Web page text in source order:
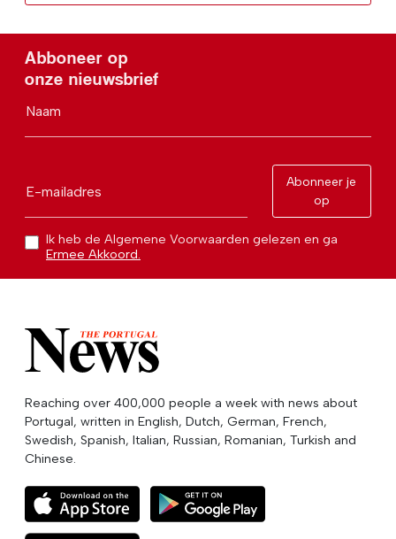
Abboneer op
onze nieuwsbrief
Naam
E-mailadres
Abonneer je
op
Ik heb de Algemene Voorwaarden gelezen en ga
Ermee Akkoord.
Reaching over 400,000 people a week with news about
Portugal, written in English, Dutch, German, French,
Swedish, Spanish, Italian, Russian, Romanian, Turkish and
Chinese.